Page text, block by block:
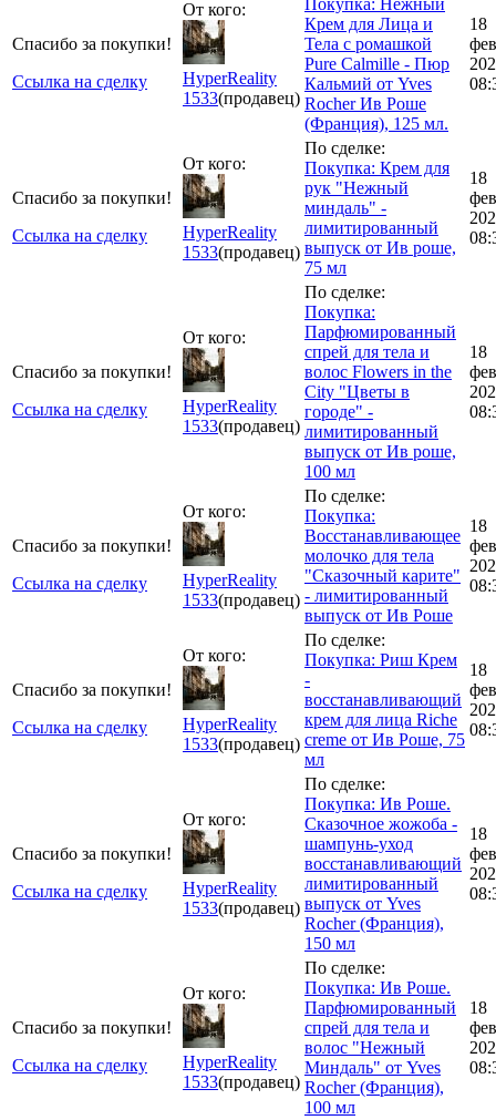
Спасибо за покупки!
Ссылка на сделку
От кого:
HyperReality
1533(продавец)
Крем для Лица и
Тела с ромашкой
Pure Calmille - Пюр
Кальмий от Yves
Rocher Ив Роше
(Франция), 125 мл.
18
фев
Спасибо за покупки!
Ссылка на сделку
От кого:
HyperReality
1533(продавец)
По сделке:
Покупка: Крем для
рук "Нежный
миндаль" -
лимитированный
выпуск от Ив роше,
75 мл
18
фев
Спасибо за покупки!
Ссылка на сделку
От кого:
HyperReality
1533(продавец)
По сделке:
Покупка:
Парфюмированный
cпрей для тела и
волос Flowers in the
City "Цветы в
городе" -
лимитированный
выпуск от Ив роше,
100 мл
18
фев
Спасибо за покупки!
Ссылка на сделку
От кого:
HyperReality
1533(продавец)
По сделке:
Покупка:
Восстанавливающее
молочко для тела
"Сказочный карите"
- лимитированный
выпуск от Ив Роше
18
фев
Спасибо за покупки!
Ссылка на сделку
От кого:
HyperReality
1533(продавец)
По сделке:
Покупка: Риш Крем
-
восстанавливающий
крем для лица Riche
creme от Ив Роше, 75
мл
18
фев
Спасибо за покупки!
Ссылка на сделку
От кого:
HyperReality
1533(продавец)
По сделке:
Покупка: Ив Роше.
Сказочное жожоба -
шампунь-уход
восстанавливающий
лимитированный
выпуск от Yves
Rocher (Франция),
150 мл
18
фев
Спасибо за покупки!
Ссылка на сделку
От кого:
HyperReality
1533(продавец)
По сделке:
Покупка: Ив Роше.
Парфюмированный
cпрей для тела и
волос "Нежный
Миндаль" от Yves
Rocher (Франция),
100 мл
18
фев